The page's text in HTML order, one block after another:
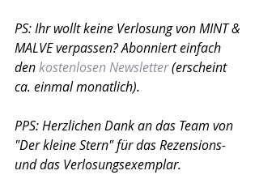
PS: Ihr wollt keine Verlosung von MINT &
MALVE verpassen? Abonniert einfach
den kostenlosen Newsletter (erscheint
ca. einmal monatlich).
PPS: Herzlichen Dank an das Team von
"Der kleine Stern" für das Rezensions-
und das Verlosungsexemplar.